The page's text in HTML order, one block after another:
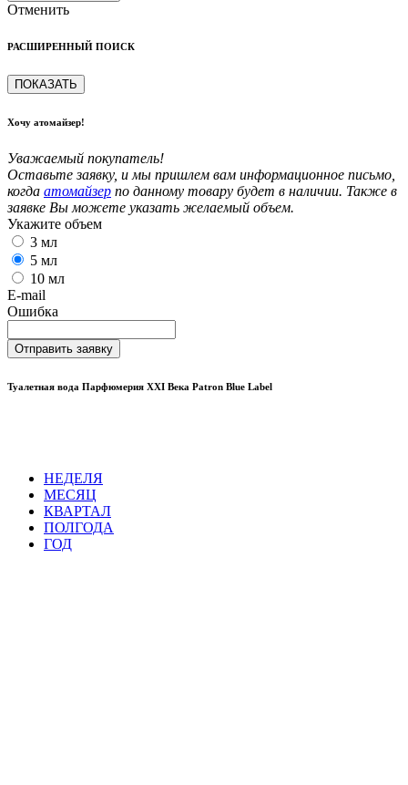
Отменить
РАСШИРЕННЫЙ ПОИСК
ПОКАЗАТЬ
Хочу атомайзер!
Уважаемый покупатель!
Оставьте заявку, и мы пришлем вам информационное письмо,
когда атомайзер по данному товару будет в наличии. Также в
заявке Вы можете указать желаемый объем.
Укажите объем
3 мл
5 мл
10 мл
E-mail
Ошибка
Отправить заявку
Туалетная вода Парфюмерия XXI Века Patron Blue Label
НЕДЕЛЯ
МЕСЯЦ
КВАРТАЛ
ПОЛГОДА
ГОД